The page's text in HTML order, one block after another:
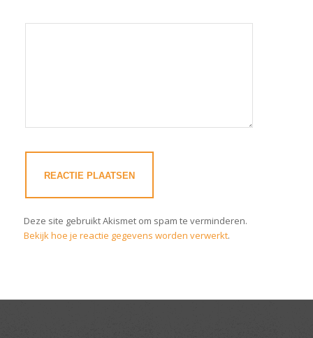
Deze site gebruikt Akismet om spam te verminderen.
Bekijk hoe je reactie gegevens worden verwerkt.